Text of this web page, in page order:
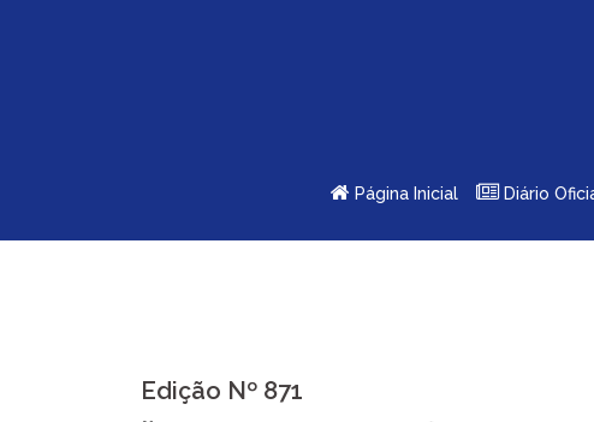
Página Inicial Diário
Edição Nº 871